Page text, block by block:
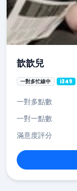
歆歆兒
一對多忙線中 i349
一對多點數
一對一點數
滿意度評分